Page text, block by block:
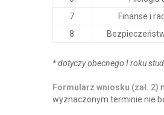
7.
Finanse i
8.
* dotyczy obecnego I roku
Formularz wniosku (zał. 2)
wyznaczonym terminie nie